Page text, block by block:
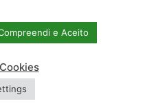
e Aceito